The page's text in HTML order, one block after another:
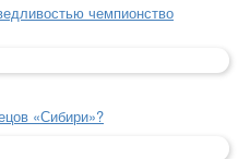
чемпионство
«Сибири»?